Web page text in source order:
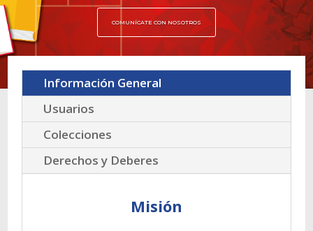
COMUNÍCATE CON NOSOTROS
Información General
Usuarios
Colecciones
Derechos y Deberes
Misión